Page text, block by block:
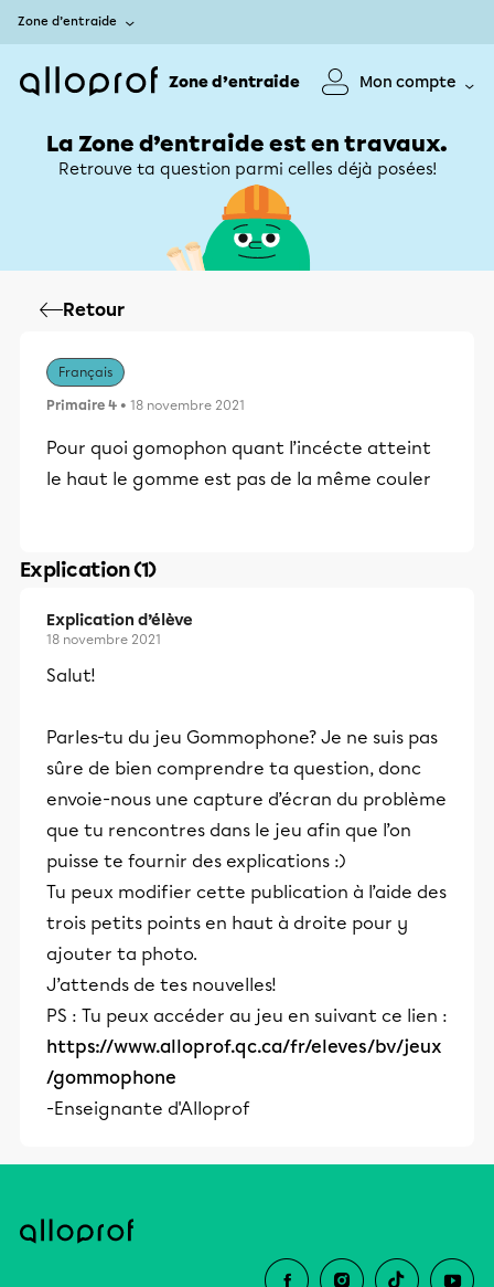
Zone d’entraide
Zone d’entraide Mon compte
La Zone d’entraide est en travaux.
Retrouve ta question parmi celles déjà posées!
Retour
Français
Primaire 4 • 18 novembre 2021
Pour quoi gomophon quant l’incécte atteint
le haut le gomme est pas de la même couler
Explication (1)
Explication d’élève
18 novembre 2021
Salut!
Parles-tu du jeu Gommophone? Je ne suis pas
sûre de bien comprendre ta question, donc
envoie-nous une capture d’écran du problème
que tu rencontres dans le jeu afin que l’on
puisse te fournir des explications :)
Tu peux modifier cette publication à l’aide des
trois petits points en haut à droite pour y
ajouter ta photo.
J’attends de tes nouvelles!
PS : Tu peux accéder au jeu en suivant ce lien :
https://www.alloprof.qc.ca/fr/eleves/bv/jeux
/gommophone
-Enseignante d'Alloprof